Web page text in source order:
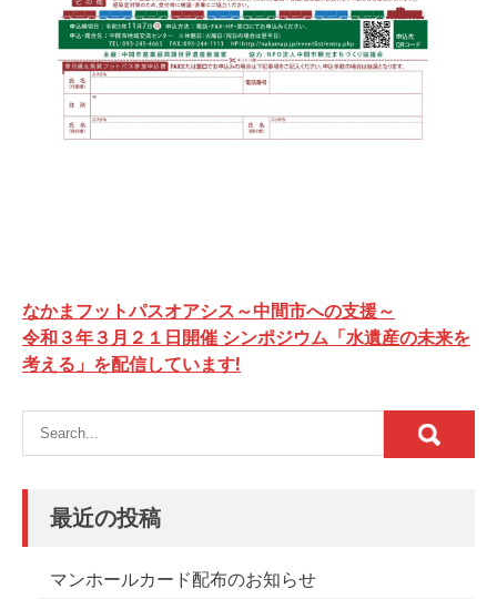
投
稿
ナ
ビ
ゲ
シ
ョ
ン
なかまフットパスオアシス～中間市への支援～
令和３年３月２１日開催 シンポジウム「水遺産の未来を
考える」を配信しています!
最近の投稿
マンホールカード配布のお知らせ